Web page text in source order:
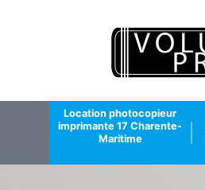
Location photocopieur
imprimante 17 Charente-
Maritime